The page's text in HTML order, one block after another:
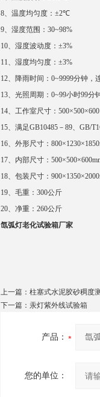
8、温度均匀度：±2℃
9、湿度范围： 30~98%
10、湿度波动度：±3%
11、湿度均匀度：±3%
12、降雨时间： 0~9999分钟，
13、光照周期： 0~99小时99分
14、工作室尺寸： 500×500×600
15、满足GB10485－ 89、 GB/
16、外形尺寸： 800×1230×
17、内部尺寸： 500×500×
18、包装尺寸： 900×1350×
19、毛重： 300公斤
20、净重： 260公斤
氙弧灯老化试验箱厂家
上一篇： 柱塞式水泥胶砂稠度
下一篇： 汞灯紫外线试验箱
产品：
您的单位：